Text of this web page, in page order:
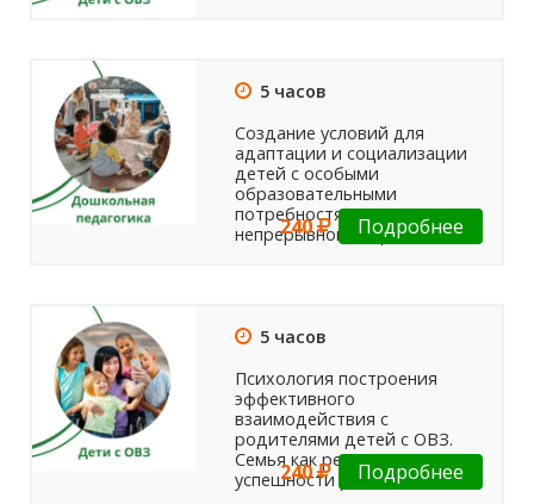
5 часов
Создание условий для
адаптации и социализации
детей с особыми
образовательными
потребностями в рамках
непрерывного образования
240 Подробнее
5 часов
Психология построения
эффективного
взаимодействия с
родителями детей с ОВЗ.
Семья как ресурс для
успешности ребенка
240 Подробнее